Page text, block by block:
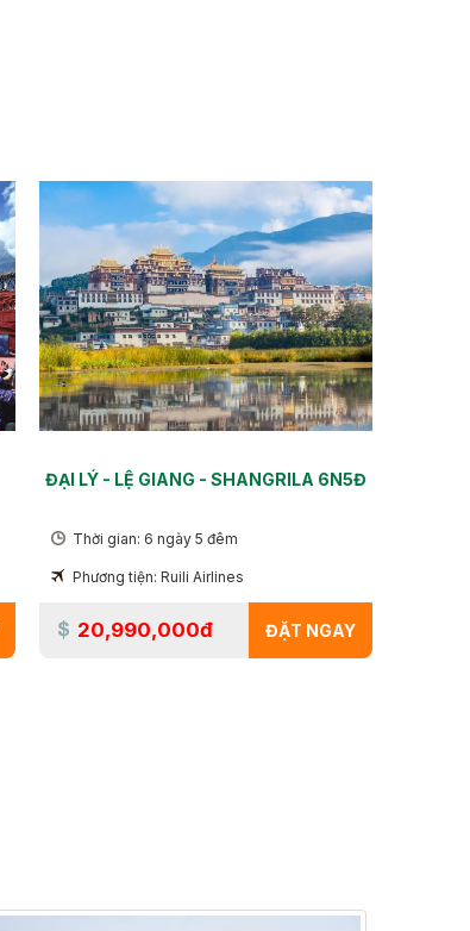
ĐẠI LÝ - LỆ GIANG - SHANGRILA 6N5Đ
Thời gian: 6 ngày 5 đêm
Phương tiện: Ruili Airlines
20,990,000đ ĐẶT NGAY